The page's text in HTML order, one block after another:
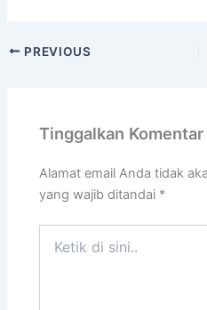
PREVIOUS
Tinggalkan Komentar
Alamat email Anda tidak
yang wajib ditandai *